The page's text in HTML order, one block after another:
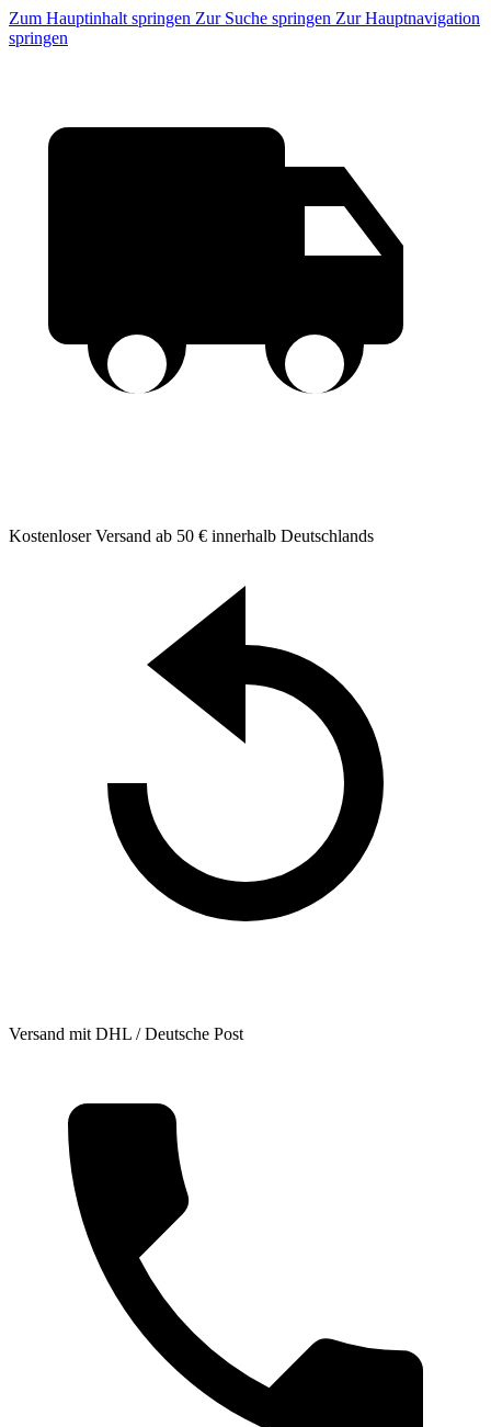
Zum Hauptinhalt springen Zur Suche springen Zur Hauptnavigation
springen
Kostenloser Versand ab 50 € innerhalb Deutschlands
Versand mit DHL / Deutsche Post